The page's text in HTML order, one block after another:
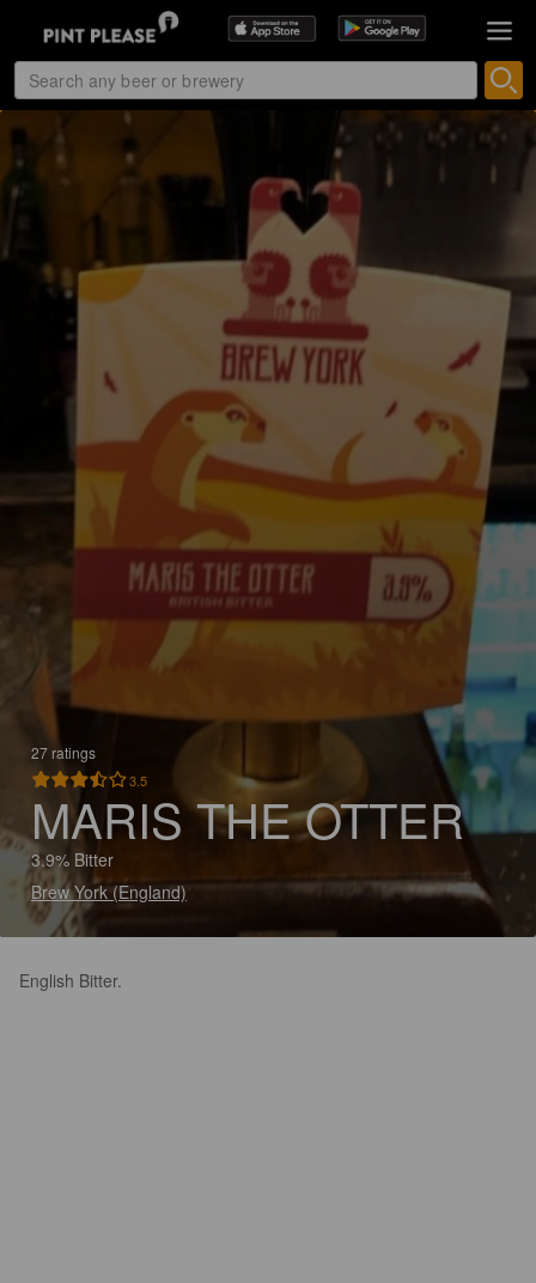
27 ratings
3.5
MARIS THE OTTER
3.9% Bitter
Brew York (England)
English Bitter.